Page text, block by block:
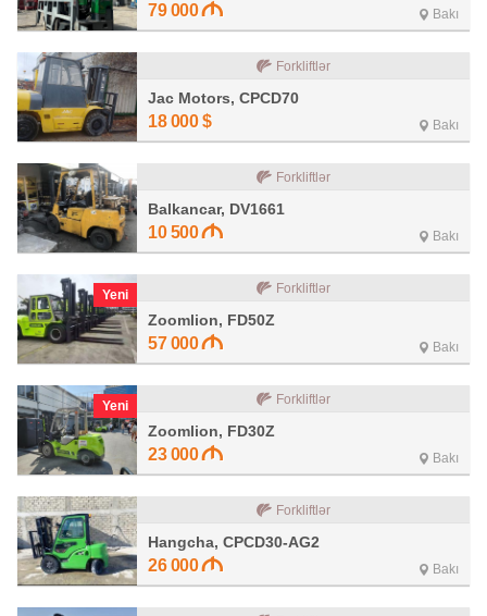
79 000 Bakı
Forkliftlər
Jac Motors, CPCD70
18 000 $ Bakı
Forkliftlər
Balkancar, DV1661
10 500 Bakı
Yeni Forkliftlər
Zoomlion, FD50Z
57 000 Bakı
Yeni Forkliftlər
Zoomlion, FD30Z
23 000 Bakı
Forkliftlər
Hangcha, CPCD30-AG2
26 000 Bakı